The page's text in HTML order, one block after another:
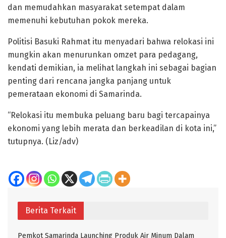
dan memudahkan masyarakat setempat dalam
memenuhi kebutuhan pokok mereka.
Politisi Basuki Rahmat itu menyadari bahwa relokasi ini
mungkin akan menurunkan omzet para pedagang,
kendati demikian, ia melihat langkah ini sebagai bagian
penting dari rencana jangka panjang untuk
pemerataan ekonomi di Samarinda.
“Relokasi itu membuka peluang baru bagi tercapainya
ekonomi yang lebih merata dan berkeadilan di kota ini,”
tutupnya. (Liz/adv)
Berita Terkait
Pemkot Samarinda Launching Produk Air Minum Dalam